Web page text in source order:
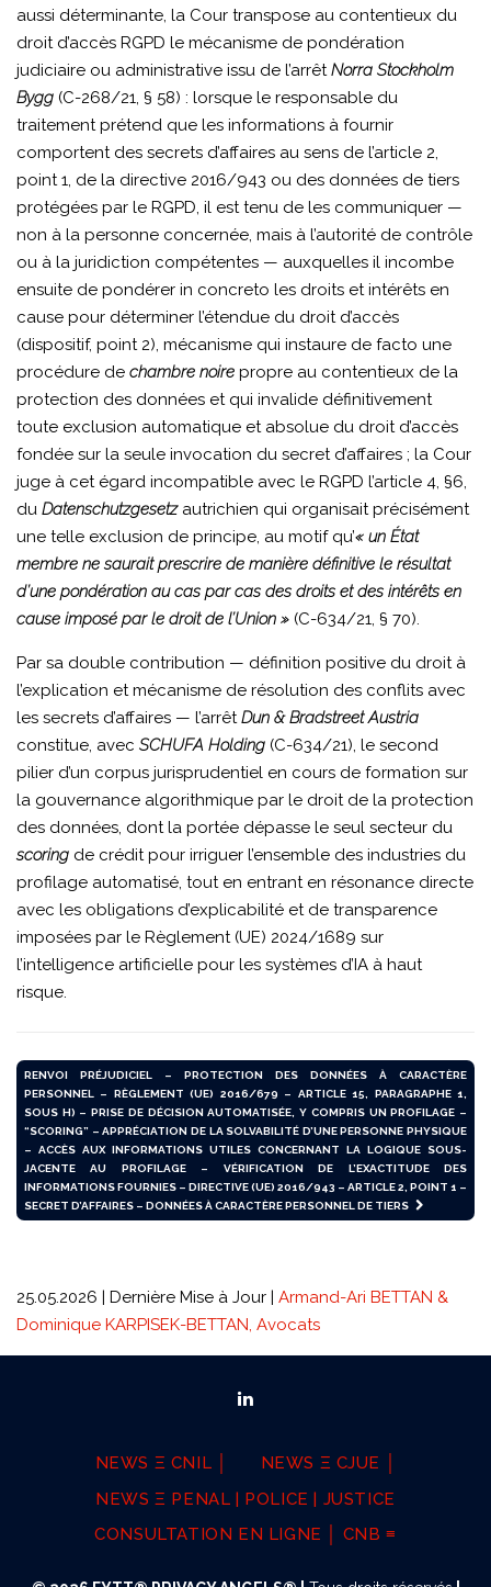
aussi déterminante, la Cour transpose au contentieux du
droit d’accès RGPD le mécanisme de pondération
judiciaire ou administrative issu de l’arrêtNorra Stockholm
Bygg (C-268/21, § 58) : lorsque le responsable du
traitement prétend que les informations à fournir
comportent des secrets d’affaires au sens de l’article 2,
point 1, de la directive 2016/943 ou des données de tiers
protégées par le RGPD, il est tenu de les communiquer —
non à la personne concernée, mais à l’autorité de contrôle
ou à la juridiction compétentes — auxquelles il incombe
ensuite de pondérer in concreto les droits et intérêts en
cause pour déterminer l’étendue du droit d’accès
(dispositif, point 2), mécanisme qui instaure de facto une
procédure de chambre noire propre au contentieux de la
protection des données et qui invalide définitivement
toute exclusion automatique et absolue du droit d’accès
fondée sur la seule invocation du secret d’affaires ; la Cour
juge à cet égard incompatible avec le RGPD l’article 4, §6,
du Datenschutzgesetzautrichien qui organisait précisément
une telle exclusion de principe, au motif qu’« un État
membre ne saurait prescrire de manière définitive le résultat
d’une pondération au cas par cas des droits et des intérêts en
cause imposé par le droit de l’Union » (C-634/21, § 70).
Par sa double contribution — définition positive du droit à
l’explication et mécanisme de résolution des conflits avec
les secrets d’affaires — l’arrêtDun & Bradstreet Austria
constitue, avec SCHUFA Holding (C-634/21), le second
pilier d’un corpus jurisprudentiel en cours de formation sur
la gouvernance algorithmique par le droit de la protection
des données, dont la portée dépasse le seul secteur du
scoring de crédit pour irriguer l’ensemble des industries du
profilage automatisé, tout en entrant en résonance directe
avec les obligations d’explicabilité et de transparence
imposées par le Règlement (UE) 2024/1689 sur
l’intelligence artificielle pour les systèmes d’IA à haut
risque.
RENVOI PRÉJUDICIEL – PROTECTION DES DONNÉES À CARACTÈRE
PERSONNEL – RÈGLEMENT (UE) 2016/679 – ARTICLE 15, PARAGRAPHE 1,
SOUS H) – PRISE DE DÉCISION AUTOMATISÉE, Y COMPRIS UN PROFILAGE –
“SCORING” – APPRÉCIATION DE LA SOLVABILITÉ D’UNE PERSONNE PHYSIQUE
– ACCÈS AUX INFORMATIONS UTILES CONCERNANT LA LOGIQUE SOUS-
JACENTE AU PROFILAGE – VÉRIFICATION DE L’EXACTITUDE DES
INFORMATIONS FOURNIES – DIRECTIVE (UE) 2016/943 – ARTICLE 2, POINT 1 –
SECRET D’AFFAIRES – DONNÉES À CARACTÈRE PERSONNEL DE TIERS
25.05.2026 | Dernière Mise à Jour | Armand-Ari BETTAN &
Dominique KARPISEK-BETTAN, Avocats
NEWS Ξ CNIL │
NEWS Ξ CJUE │
NEWS Ξ PENAL | POLICE | JUSTICE
CONSULTATION EN LIGNE │ CNB ≡